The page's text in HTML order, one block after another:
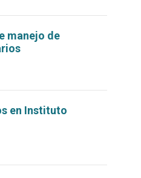
manejo de
en Instituto